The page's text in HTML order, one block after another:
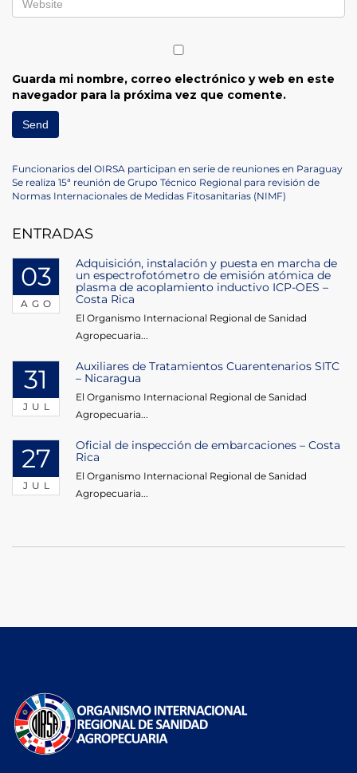
Guarda mi nombre, correo electrónico y web en este
navegador para la próxima vez que comente.
Navegación
de
entradas
Previous
Post
Funcionarios del OIRSA participan en serie de reuniones en Paraguay
Next
Post
Se realiza 15ª reunión de Grupo Técnico Regional para revisión de
Normas Internacionales de Medidas Fitosanitarias (NIMF)
ENTRADAS
03
AGO
Adquisición, instalación y puesta en marcha de
un espectrofotómetro de emisión atómica de
plasma de acoplamiento inductivo ICP-OES –
Costa Rica
El Organismo Internacional Regional de Sanidad
Agropecuaria...
31
JUL
Auxiliares de Tratamientos Cuarentenarios SITC
– Nicaragua
El Organismo Internacional Regional de Sanidad
Agropecuaria...
27
JUL
Oficial de inspección de embarcaciones – Costa
Rica
El Organismo Internacional Regional de Sanidad
Agropecuaria...